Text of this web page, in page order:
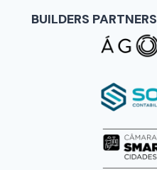
BUILDERS PARTNERS